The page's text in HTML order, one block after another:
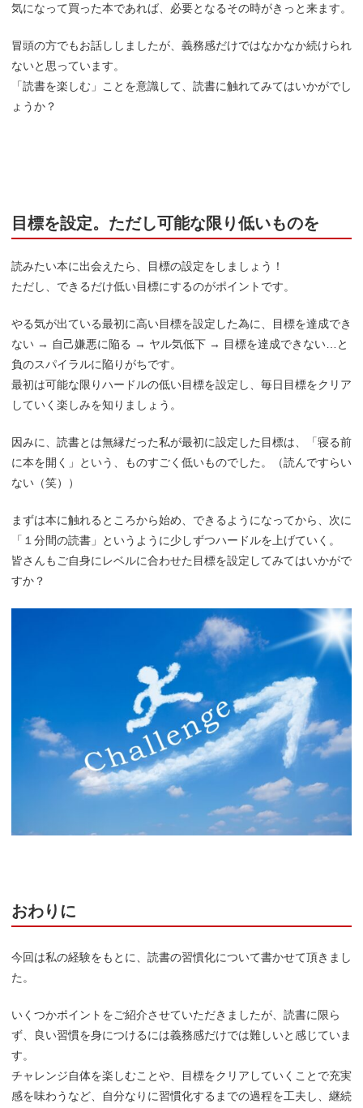
気になって買った本であれば、必要となるその時がきっと来ます。
冒頭の方でもお話ししましたが、義務感だけではなかなか続けられ
ないと思っています。
「読書を楽しむ」ことを意識して、読書に触れてみてはいかがでし
ょうか？
目標を設定。ただし可能な限り低いものを
読みたい本に出会えたら、目標の設定をしましょう！
ただし、できるだけ低い目標にするのがポイントです。
やる気が出ている最初に高い目標を設定した為に、目標を達成でき
ない → 自己嫌悪に陥る → ヤル気低下 → 目標を達成できない…と
負のスパイラルに陥りがちです。
最初は可能な限りハードルの低い目標を設定し、毎日目標をクリア
していく楽しみを知りましょう。
因みに、読書とは無縁だった私が最初に設定した目標は、「寝る前
に本を開く」という、ものすごく低いものでした。（読んですらい
ない（笑））
まずは本に触れるところから始め、できるようになってから、次に
「１分間の読書」というように少しずつハードルを上げていく。
皆さんもご自身にレベルに合わせた目標を設定してみてはいかがで
すか？
おわりに
今回は私の経験をもとに、読書の習慣化について書かせて頂きまし
た。
いくつかポイントをご紹介させていただきましたが、読書に限ら
ず、良い習慣を身につけるには義務感だけでは難しいと感じていま
す。
チャレンジ自体を楽しむことや、目標をクリアしていくことで充実
感を味わうなど、自分なりに習慣化するまでの過程を工夫し、継続